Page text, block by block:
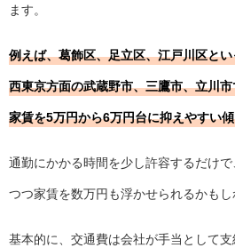
ます。
例えば、葛飾区、足立区、江戸川区と
西東京方面の武蔵野市、三鷹市、立川
家賃を5万円から6万円台に抑えやすい
通勤にかかる時間を少し許容するだけ
つつ家賃を数万円も浮かせられるかもし
基本的に、交通費は会社が手当として